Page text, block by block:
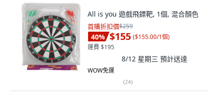
All is you 遊戲飛鏢靶, 1個, 混合顏色
首購折扣價$259
40% $155 ($155.00/1個)
運費 $195
8/12 星期三 預計送達
WOW免運
(24)